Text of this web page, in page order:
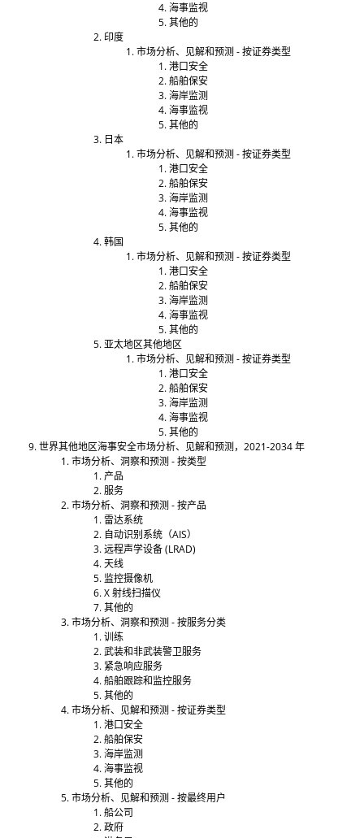
海事监视
其他的
印度
市场分析、见解和预测 - 按证券类型
港口安全
船舶保安
海岸监测
海事监视
其他的
日本
市场分析、见解和预测 - 按证券类型
港口安全
船舶保安
海岸监测
海事监视
其他的
韩国
市场分析、见解和预测 - 按证券类型
港口安全
船舶保安
海岸监测
海事监视
其他的
亚太地区其他地区
市场分析、见解和预测 - 按证券类型
港口安全
船舶保安
海岸监测
海事监视
其他的
世界其他地区海事安全市场分析、见解和预测，2021-2034 年
市场分析、洞察和预测 - 按类型
产品
服务
市场分析、洞察和预测 - 按产品
雷达系统
自动识别系统（AIS）
远程声学设备 (LRAD)
天线
监控摄像机
X 射线扫描仪
其他的
市场分析、洞察和预测 - 按服务分类
训练
武装和非武装警卫服务
紧急响应服务
船舶跟踪和监控服务
其他的
市场分析、见解和预测 - 按证券类型
港口安全
船舶保安
海岸监测
海事监视
其他的
市场分析、见解和预测 - 按最终用户
船公司
政府